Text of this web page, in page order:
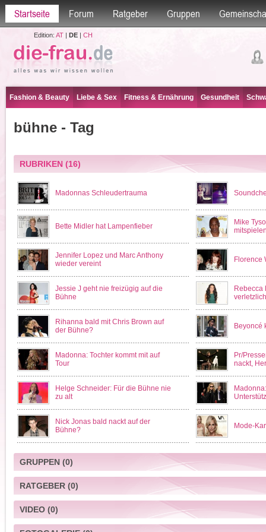
Startseite Forum Ratgeber Gruppen
Edition: AT| DE| CH
Fashion & Beauty Liebe & Sex Fitness & Ernährung Gesundheit
bühne - Tag
RUBRIKEN(16)
Madonnas Schleudertrauma
Bette Midler hat Lampenfieber
Mike
Jennifer Lopez und Marc Anthony
wieder vereint
Florence
Jessie J geht nie freizügig auf die
Bühne
Rebecca
verletzlich
Rihanna bald mit Chris Brown auf
der Bühne?
Beyoncé
Madonna: Tochter kommt mit auf
Tour
Pr/
nackt,
Helge Schneider: Für die Bühne nie
zu alt
Nick Jonas bald nackt auf der
Bühne?
Mode-
GRUPPEN(0)
RATGEBER(0)
VIDEO(0)